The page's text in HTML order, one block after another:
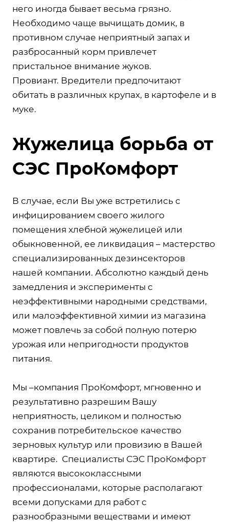
него иногда бывает весьма грязно.
Необходимо чаще вычищать домик, в
противном случае неприятный запах и
разбросанный корм привлечет
пристальное внимание жуков.
Провиант. Вредители предпочитают
обитать в различных крупах, в картофеле и в
муке.
Жужелица борьба от
СЭС ПроКомфорт
В случае, если Вы уже встретились с
инфицированием своего жилого
помещения хлебной жужелицей или
обыкновенной, ее ликвидация – мастерство
специализированных дезинсекторов
нашей компании. Абсолютно каждый день
замедления и эксперименты с
неэффективными народными средствами,
или малоэффективной химии из магазина
может повлечь за собой полную потерю
урожая или непригодности продуктов
питания.
Мы –компания ПроКомфорт, мгновенно и
результативно разрешим Вашу
неприятность, целиком и полностью
сохранив потребительское качество
зерновых культур или провизию в Вашей
квартире. Специалисты СЭС ПроКомфорт
являются высококлассными
профессионалами, которые располагают
всеми допусками для работ с
разнообразными веществами и имеют